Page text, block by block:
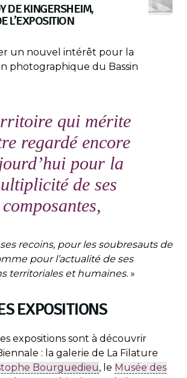
DE KINGERSHEIM,
L’EXPOSITION
un nouvel intérêt pour la
photographique du Bassin
qui mérite
regardé encore
pour la
de ses
composantes,
recoins, pour les soubresauts de
pour l’actualité de ses
territoriales et humaines. »
EXPOSITIONS
expositions sont à découvrir
: la galerie de La Filature
Bourguedieu, le Musée des